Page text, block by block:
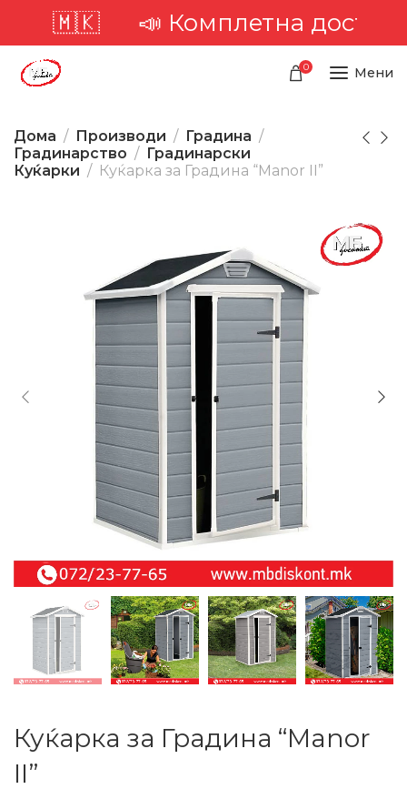
🇲🇰📣 Комплетна достава
0 Мени
Дома Производи
Градина
Градинарство
Градинарски
Куќарки
Куќарка за Градина “Manor II”
Куќарка за Градина “Manor
II”